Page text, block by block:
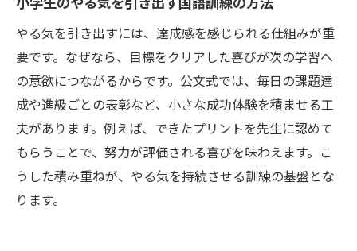
やる気を引き出すには、達成感を感じられる仕組みが重
要です。なぜなら、目標をクリアした喜びが次の学習へ
の意欲につながるからです。公文式では、毎日の課題達
成や進級ごとの表彰など、小さな成功体験を積ませる工
夫があります。例えば、できたプリントを先生に認めて
もらうことで、努力が評価される喜びを味わえます。こ
うした積み重ねが、やる気を持続させる訓練の基盤とな
ります。